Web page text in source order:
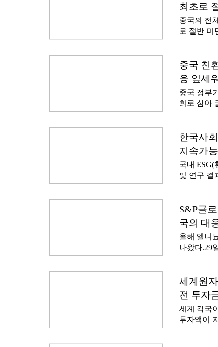
형적 특성
아 가뭄과
강수량도
러나 기후
합작해 운
자료를 수
는 고온,
프레데리
은 현재 기
로 프랑스
꼴로 발생
시대 직전
20배 가까
최초로
중국의 전
로 절반 미
미만으로
년까지만
록했다.싱
체 발전량
다'고 덧붙
이다.중국
하는 것을
환경단체
될 가능
중국 친
응 앞세
중국 정부
회로 삼아
조하는전
중국 정부
글로벌 기
보도했다.
의 5개년
라고 공식
의 역할을
를 준 것이
약 당사국
한국사
지속가
국내 ESG(
및 연구 결
일 발간했
보고서는
론화 활동
2024 화석
는 세계 최
도 개선 논
정부에 제
후공시 의
S&P글
국의 대
올해 엘니
나왔다.29
따라 국가
뇨란 적도
도 이상 높
이상 높아
각국 기상
세계원
전 투자
세계 각국
투자액이